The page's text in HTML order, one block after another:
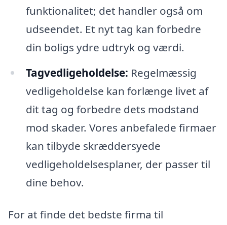
funktionalitet; det handler også om
udseendet. Et nyt tag kan forbedre
din boligs ydre udtryk og værdi.
Tagvedligeholdelse: Regelmæssig
vedligeholdelse kan forlænge livet af
dit tag og forbedre dets modstand
mod skader. Vores anbefalede firmaer
kan tilbyde skræddersyede
vedligeholdelsesplaner, der passer til
dine behov.
For at finde det bedste firma til